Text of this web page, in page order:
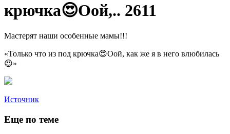
крючка😍Оой,.. 2611
Мастерят наши особенные мамы!!!
«Только что из под крючка😍Оой, как же я в него влюбилась
😍»
Источник
Еще по теме